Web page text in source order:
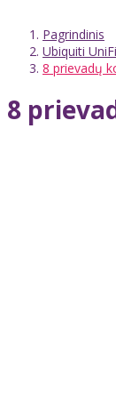
Pagrindinis
Ubiquiti UniFi
8 prievadų
8